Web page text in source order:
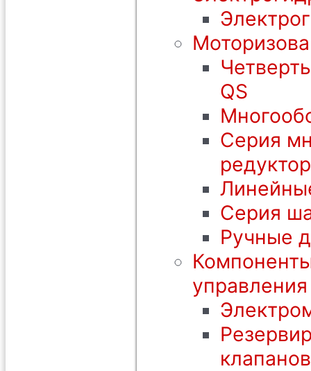
QS
Серия
Серия
Ручные
клапанов